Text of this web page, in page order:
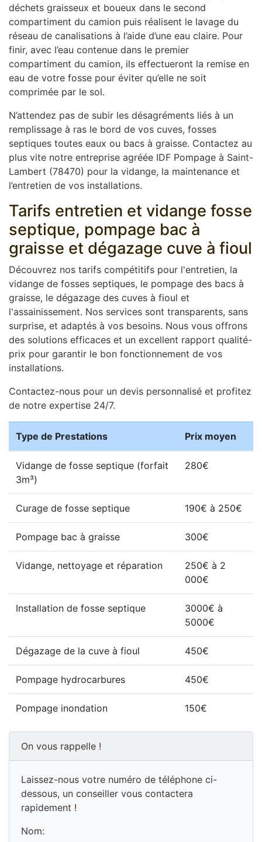
déchets graisseux et boueux dans le second
compartiment du camion puis réalisent le lavage du
réseau de canalisations à l’aide d’une eau claire. Pour
finir, avec l’eau contenue dans le premier
compartiment du camion, ils effectueront la remise en
eau de votre fosse pour éviter qu’elle ne soit
comprimée par le sol.
N’attendez pas de subir les désagréments liés à un
remplissage à ras le bord de vos cuves, fosses
septiques toutes eaux ou bacs à graisse. Contactez au
plus vite notre entreprise agréée IDF Pompage à Saint-
Lambert (78470) pour la vidange, la maintenance et
l’entretien de vos installations.
Tarifs entretien et vidange fosse
septique, pompage bac à
graisse et dégazage cuve à fioul
Découvrez nos tarifs compétitifs pour l'entretien, la
vidange de fosses septiques, le pompage des bacs à
graisse, le dégazage des cuves à fioul et
l'assainissement. Nos services sont transparents, sans
surprise, et adaptés à vos besoins. Nous vous offrons
des solutions efficaces et un excellent rapport qualité-
prix pour garantir le bon fonctionnement de vos
installations.
Contactez-nous pour un devis personnalisé et profitez
de notre expertise 24/7.
Type de Prestations Prix moyen
Vidange de fosse septique (forfait
3m³)
280€
Curage de fosse septique 190€ à 250€
Pompage bac à graisse 300€
Vidange, nettoyage et réparation
250€ à 2
000€
Installation de fosse septique
3000€ à
5000€
Dégazage de la cuve à fioul 450€
Pompage hydrocarbures 450€
Pompage inondation 150€
On vous rappelle !
Laissez-nous votre numéro de téléphone ci-
dessous, un conseiller vous contactera
rapidement !
Nom: